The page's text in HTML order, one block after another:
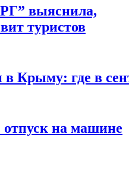
выяснила,
туристов
Крыму: где в
отпуск на машине